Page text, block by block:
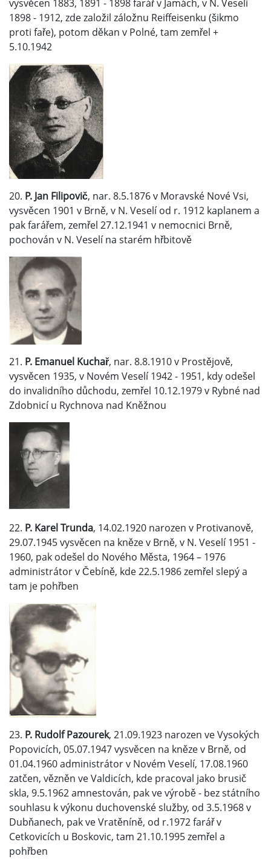
vysvěcen 1883, 1891 - 1898 farář v Jamách, v N. Veselí
1898 - 1912, zde založil záložnu Reiffeisenku (šikmo
proti faře), potom děkan v Polné, tam zemřel +
5.10.1942
20. P. Jan Filipovič, nar. 8.5.1876 v Moravské Nové Vsi,
vysvěcen 1901 v Brně, v N. Veselí od r. 1912 kaplanem a
pak farářem, zemřel 27.12.1941 v nemocnici Brně,
pochován v N. Veselí na starém hřbitově
21. P. Emanuel Kuchař, nar. 8.8.1910 v Prostějově,
vysvěcen 1935, v Novém Veselí 1942 - 1951, kdy odešel
do invalidního důchodu, zemřel 10.12.1979 v Rybné nad
Zdobnicí u Rychnova nad Kněžnou
22. P. Karel Trunda, 14.02.1920 narozen v Protivanově,
29.07.1945 vysvěcen na kněze v Brně, v N. Veselí 1951 -
1960, pak odešel do Nového Města, 1964 – 1976
administrátor v Čebíně, kde 22.5.1986 zemřel slepý a
tam je pohřben
23. P. Rudolf Pazourek, 21.09.1923 narozen ve Vysokých
Popovicích, 05.07.1947 vysvěcen na kněze v Brně, od
01.04.1960 administrátor v Novém Veselí, 17.08.1960
zatčen, vězněn ve Valdicích, kde pracoval jako brusič
skla, 9.5.1962 amnestován, pak ve výrobě - bez státního
souhlasu k výkonu duchovenské služby, od 3.5.1968 v
Dubňanech, pak ve Vratěníně, od r.1972 farář v
Cetkovicích u Boskovic, tam 21.10.1995 zemřel a
pohřben